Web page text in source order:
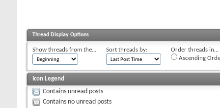
Thread Display Options
Show threads from the... Sort threads by:
Order threads in...
Ascending
Icon Legend
Contains unread posts
Contains no unread posts